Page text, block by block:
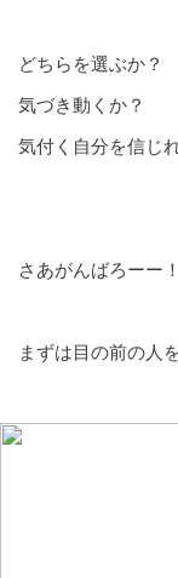
どちらを選ぶか？
気づき動くか？
気付く自分を信じ
さあがんばろーー
まずは目の前の人